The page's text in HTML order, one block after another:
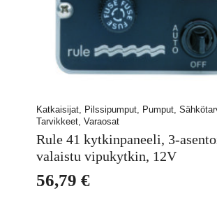
Katkaisijat, Pilssipumput, Pumput,
Tarvikkeet, Varaosat
Rule 41 kytkinpaneeli, 3-
valaistu vipukytkin, 12V
56,79 €